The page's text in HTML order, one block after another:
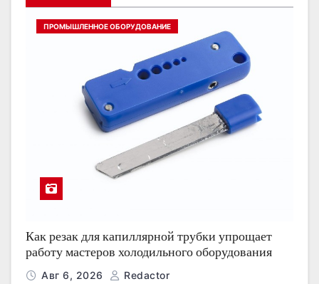
ПРОМЫШЛЕННОЕ ОБОРУДОВАНИЕ
Как резак для капиллярной трубки упрощает
работу мастеров холодильного оборудования
Авг 6, 2026 Redactor